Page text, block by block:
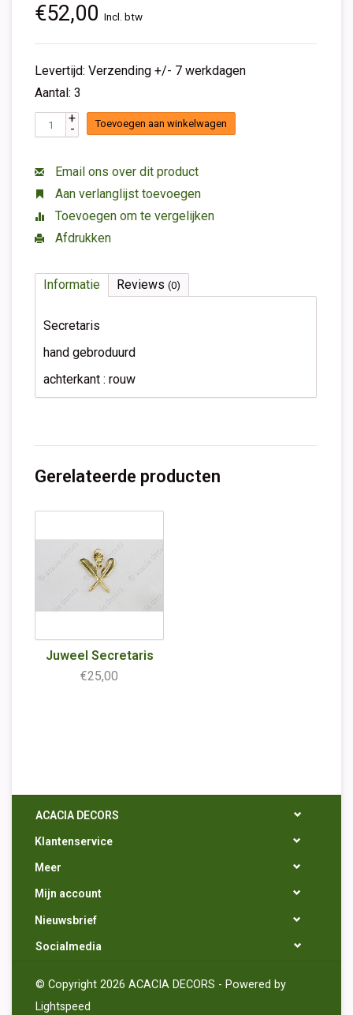
€52,00 Incl. btw
Levertijd: Verzending +/- 7 werkdagen
Aantal: 3
+
- Toevoegen aan winkelwagen
Email ons over dit product
Aan verlanglijst toevoegen
Toevoegen om te vergelijken
Afdrukken
Informatie Reviews (0)
Secretaris
hand gebroduurd
achterkant : rouw
Gerelateerde producten
Juweel Secretaris
€25,00
ACACIA DECORS
Klantenservice
Meer
Mijn account
Nieuwsbrief
Socialmedia
© Copyright 2026 ACACIA DECORS - Powered by
Lightspeed